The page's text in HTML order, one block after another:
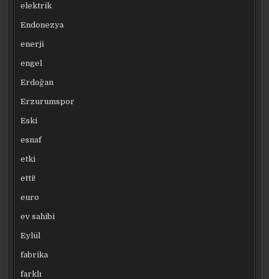
elektrik
Endonezya
enerji
engel
Erdoğan
Erzurumspor
Eski
esnaf
etki
etti!
euro
ev sahibi
Eylül
fabrika
farklı